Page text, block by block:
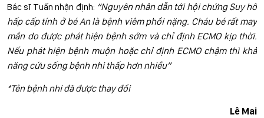
Bác sĩ Tuấn nhận định: “Nguyên nhân dẫn tới hội chứng Suy hô
hấp cấp tính ở bé An là bệnh viêm phổi nặng. Cháu bé rất may
mắn do được phát hiện bệnh sớm và chỉ định ECMO kịp thời.
Nếu phát hiện bệnh muộn hoặc chỉ định ECMO chậm thì khả
năng cứu sống bệnh nhi thấp hơn nhiều”
*Tên bệnh nhi đã được thay đổi
Lê Mai